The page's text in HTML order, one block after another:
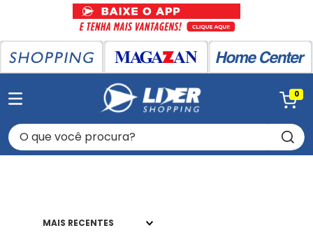
0
O que você procura?
MAIS RECENTES